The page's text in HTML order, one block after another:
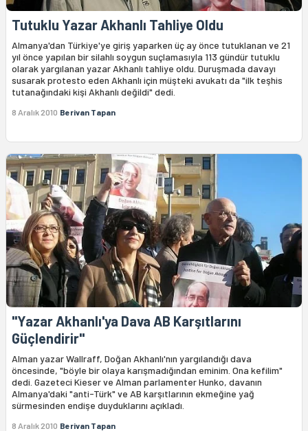
Tutuklu Yazar Akhanlı Tahliye Oldu
Almanya'dan Türkiye'ye giriş yaparken üç ay önce tutuklanan ve 21
yıl önce yapılan bir silahlı soygun suçlamasıyla 113 gündür tutuklu
olarak yargılanan yazar Akhanlı tahliye oldu. Duruşmada davayı
susarak protesto eden Akhanlı için müşteki avukatı da "ilk teşhis
tutanağındaki kişi Akhanlı değildi" dedi.
8 Aralık 2010 Berivan Tapan
"Yazar Akhanlı'ya Dava AB Karşıtlarını
Güçlendirir"
Alman yazar Wallraff, Doğan Akhanlı'nın yargılandığı dava
öncesinde, "böyle bir olaya karışmadığından eminim. Ona kefilim"
dedi. Gazeteci Kieser ve Alman parlamenter Hunko, davanın
Almanya'daki "anti-Türk" ve AB karşıtlarının ekmeğine yağ
sürmesinden endişe duyduklarını açıkladı.
8 Aralık 2010 Berivan Tapan